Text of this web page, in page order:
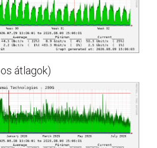
átlagok)